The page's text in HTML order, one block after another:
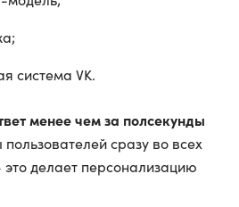
система VK.
менее чем за полсекунды
сразу во всех
делает персонализацию